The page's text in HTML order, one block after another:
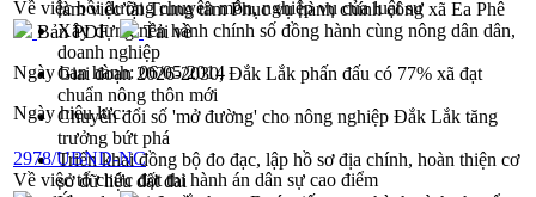
làm việc tại Trung tâm Phục vụ hành chính công xã Ea Phê
Xây dựng nền hành chính số đồng hành cùng nông dân dân,
doanh nghiệp
Giai đoạn 2026-2030, Đắk Lắk phấn đấu có 77% xã đạt
chuẩn nông thôn mới
Chuyển đổi số 'mở đường' cho nông nghiệp Đắk Lắk tăng
trưởng bứt phá
Triển khai đồng bộ đo đạc, lập hồ sơ địa chính, hoàn thiện cơ
sở dữ liệu đất đai
Về việc bồi dưỡng chuyên môn, nghiệp vụ của luật sư
Bản PDF
Tải về
Ngày ban hành: 06/05/2014
Ngày hiệu lực:
2978/UBND-NC
Về việc tổ chức đợt thi hành án dân sự cao điểm